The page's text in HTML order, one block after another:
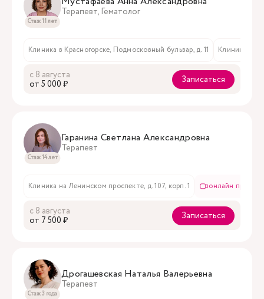
Стаж 11 лет
Терапевт, Гематолог
Клиника в Красногорске, Подмосковный бульвар, д. 11 Клиника на
с 8 августа
oт 5 000 ₽
Записаться
Стаж 14 лет
Гаранина Светлана Александровна
Терапевт
Клиника на Ленинском проспекте, д. 107, корп. 1 онлайн приём
с 8 августа
oт 7 500 ₽
Записаться
Стаж 3 года
Дрогашевская Наталья Валерьевна
Терапевт